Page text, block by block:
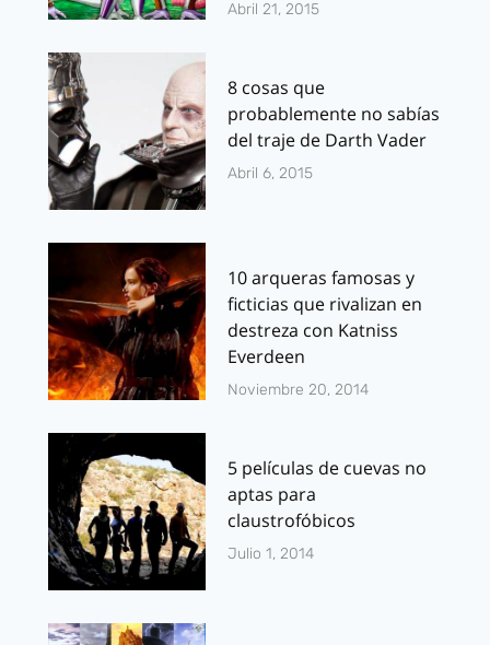
Abril 21, 2015
8 cosas que
probablemente no sabías
del traje de Darth Vader
Abril 6, 2015
10 arqueras famosas y
ficticias que rivalizan en
destreza con Katniss
Everdeen
Noviembre 20, 2014
5 películas de cuevas no
aptas para
claustrofóbicos
Julio 1, 2014